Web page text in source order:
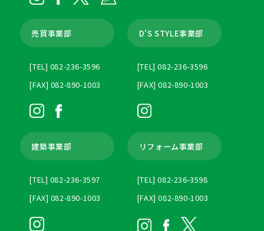
売買事業部
[TEL] 082-236-3596
[FAX] 082-890-1003
D'S STYLE事業部
[TEL] 082-236-3596
[FAX] 082-890-1003
建築事業部
[TEL] 082-236-3597
[FAX] 082-890-1003
リフォーム事業部
[TEL] 082-236-3598
[FAX] 082-890-1003